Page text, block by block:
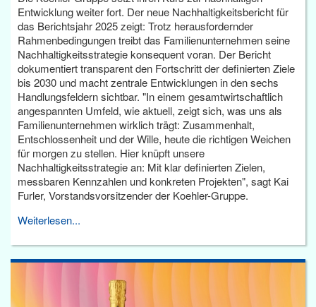
Entwicklung weiter fort. Der neue Nachhaltigkeitsbericht für
das Berichtsjahr 2025 zeigt: Trotz herausfordernder
Rahmenbedingungen treibt das Familienunternehmen seine
Nachhaltigkeitsstrategie konsequent voran. Der Bericht
dokumentiert transparent den Fortschritt der definierten Ziele
bis 2030 und macht zentrale Entwicklungen in den sechs
Handlungsfeldern sichtbar. "In einem gesamtwirtschaftlich
angespannten Umfeld, wie aktuell, zeigt sich, was uns als
Familienunternehmen wirklich trägt: Zusammenhalt,
Entschlossenheit und der Wille, heute die richtigen Weichen
für morgen zu stellen. Hier knüpft unsere
Nachhaltigkeitsstrategie an: Mit klar definierten Zielen,
messbaren Kennzahlen und konkreten Projekten", sagt Kai
Furler, Vorstandsvorsitzender der Koehler-Gruppe.
Weiterlesen...